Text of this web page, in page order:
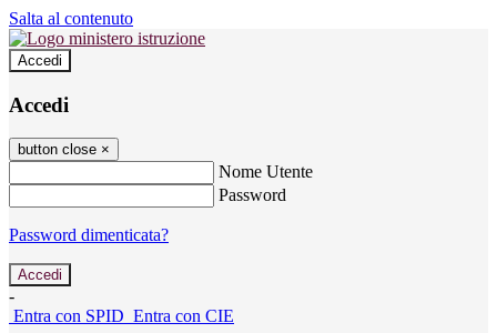
Salta al contenuto
Accedi
Accedi
button close ×
Nome Utente
Password
Password dimenticata?
-
Entra con SPID Entra con CIE